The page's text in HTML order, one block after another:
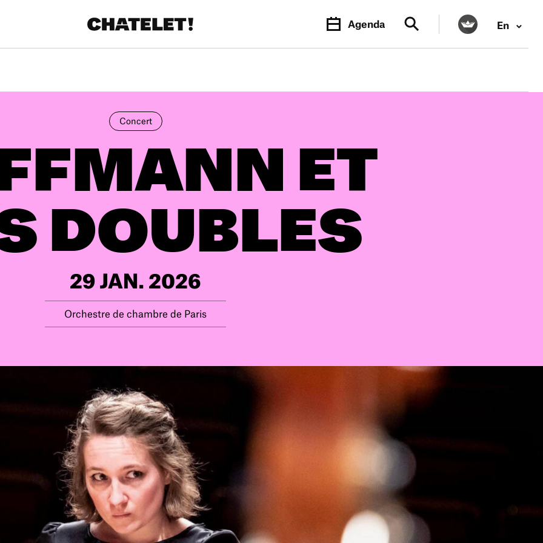
Agenda En
APR.
Concert
ET
DOUBLES
29 JAN. 2026
Orchestre de chambre de Paris